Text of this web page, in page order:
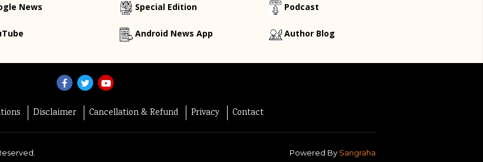
News Special Edition
Android News App
Podcast
Author Blog
Disclaimer Cancellation & Refund Privacy Contact
Powered By Sangraha